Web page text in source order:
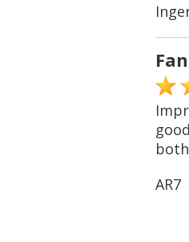
AR7